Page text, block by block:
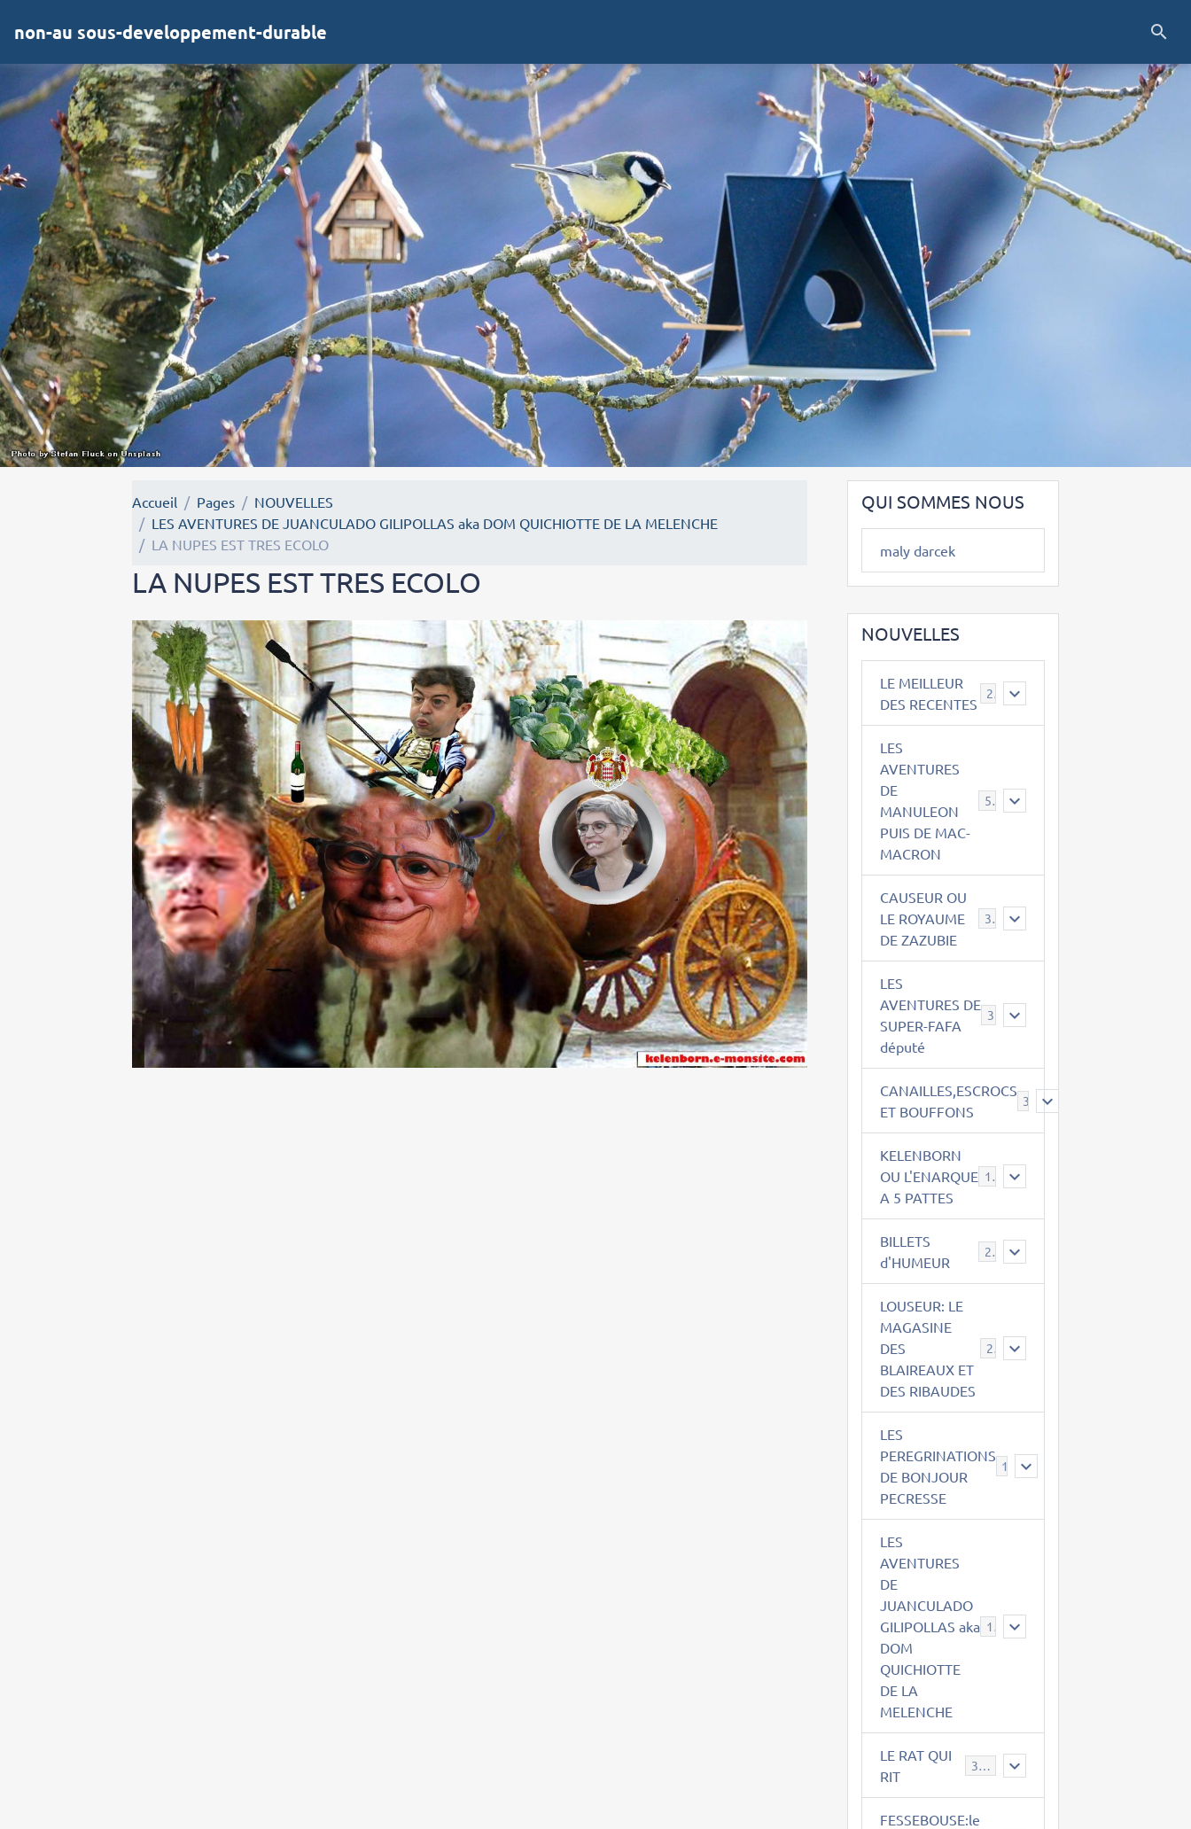
non-au sous-developpement-durable
Accueil Pages
NOUVELLES
LES AVENTURES DE JUANCULADO GILIPOLLAS aka DOM QUICHIOTTE DE LA MELENCHE
LA NUPES EST TRES ECOLO
LA NUPES EST TRES ECOLO
QUI SOMMES NOUS
maly darcek
NOUVELLES
LE MEILLEUR
DES RECENTES
2
LES
AVENTURES
DE
MANULEON
PUIS DE MAC-
MACRON
543
CAUSEUR OU
LE ROYAUME
DE ZAZUBIE
38
LES
AVENTURES DE
SUPER-FAFA
député
CANAILLES,ESCROCS
ET BOUFFONS
385
KELENBORN
OU L'ENARQUE
A 5 PATTES
14
BILLETS
d'HUMEUR
2
LOUSEUR: LE
MAGASINE
DES
BLAIREAUX ET
DES RIBAUDES
21
LES
PEREGRINATIONS
DE BONJOUR
PECRESSE
14
LES
AVENTURES
DE
JUANCULADO
GILIPOLLAS aka
DOM
QUICHIOTTE
DE LA
MELENCHE
119
LE RAT QUI
RIT
395
FESSEBOUSE:le